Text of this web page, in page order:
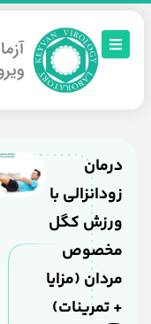
درمان
زودانزالی با
ورزش کگل
مخصوص
مردان (مزایا
+ تمرینات)